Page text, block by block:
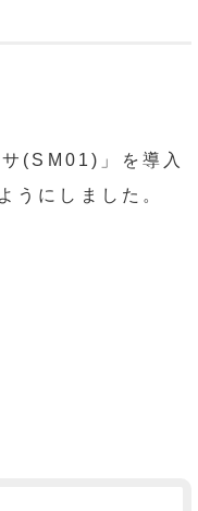
(SM01)」を導入
うにしました。